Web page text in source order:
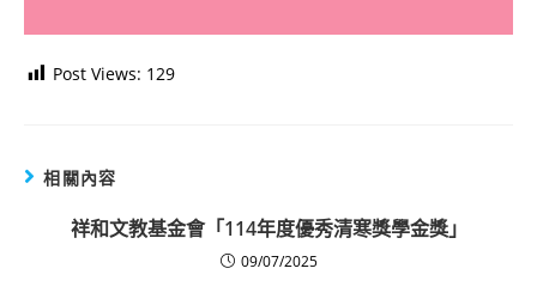
Post Views: 129
相關內容
祥和文教基金會「114年度優秀清寒獎學金獎」
09/07/2025